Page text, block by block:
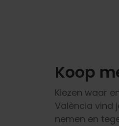
Koop
Kiezen waar
València vind
nemen en